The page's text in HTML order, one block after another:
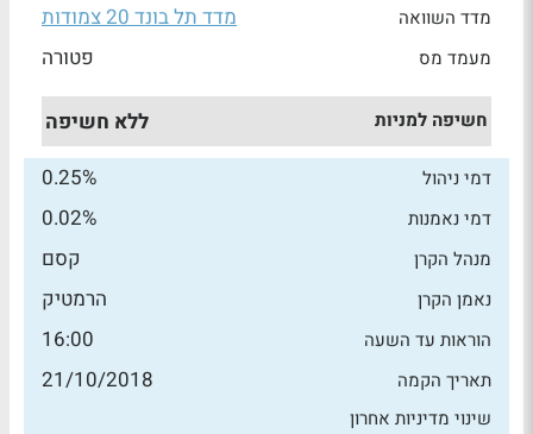
מדד השוואה מדד תל בונד 20 צמודות
מעמד מס פטורה
חשיפה למניות ללא חשיפה
דמי ניהול 0.25%
דמי נאמנות 0.02%
מנהל הקרן קסם
נאמן הקרן הרמטיק
הוראות עד השעה 16:00
תאריך הקמה 21/10/2018
שינוי מדיניות אחרון